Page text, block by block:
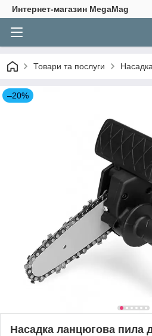
Интернет-магазин MegaMag
Товари та послуги
–20%
Насадка ланцюгова пила